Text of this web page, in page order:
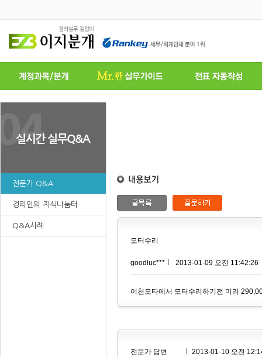
전문가 Q&A
경리인의 지식나눔터
Q&A사례
모터수리
goodluc*** 2013-01-09 오전 11:42:26
이천모타에서 모터수리하기전 미리
전문가 답변 2013-01-10 오전